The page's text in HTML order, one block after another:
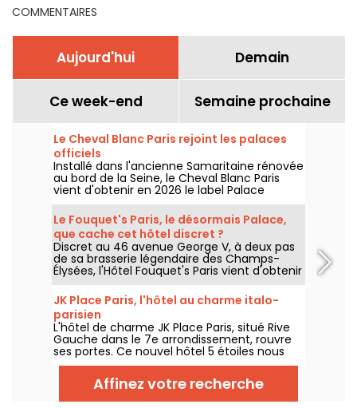
COMMENTAIRES
Aujourd'hui Demain
Ce week-end Semaine prochaine
Le Cheval Blanc Paris rejoint les palaces
officiels
Installé dans l'ancienne Samaritaine rénovée
au bord de la Seine, le Cheval Blanc Paris
vient d'obtenir en 2026 le label Palace
décerné par Atout France, une distinction
qui couronne cinq ans d'une adresse qui a
profondément renouvelé les codes du luxe
à Paris. On vous dit pourquoi ce haut mérite
amplement la distinction.
Le Fouquet's Paris, le désormais Palace,
que cache cet hôtel discret ?
Discret au 46 avenue George V, à deux pas
de sa brasserie légendaire des Champs-
Élysées, l'Hôtel Fouquet's Paris vient d'obtenir
en 2026 le label Palace décerné par Atout
France, rejoignant le cercle très fermé des
33 établissements d'exception en France. Si
vous ne le connaissez pas, on vous dit tout
sur ce lieu qui ne manque pas d'atouts.
JK Place Paris, l'hôtel au charme italo-
parisien
L'hôtel de charme JK Place Paris, situé Rive
Gauche dans le 7e arrondissement, rouvre
ses portes. Ce nouvel hôtel 5 étoiles nous
propose une trentaine de suites et de
chambres dans un style contemporain et
design. Au programme également, un
restaurant Italien nommé Casa Tua, qui
Affinez votre recherche